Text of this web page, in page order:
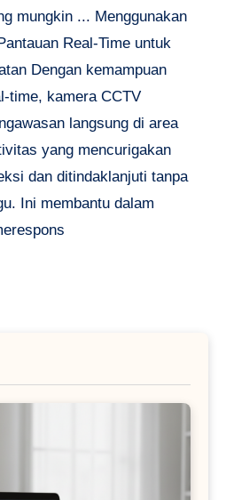
mungkin ... Menggunakan
Real-Time untuk
Dengan kemampuan
time, kamera CCTV
langsung di area
yang mencurigakan
dan ditindaklanjuti tanpa
Ini membantu dalam